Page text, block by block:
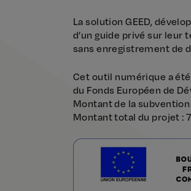
La solution GEED,
d’un guide privé sur
sans enregistrement de
Cet outil numérique a
du Fonds Européen de
Montant de la subvention
Montant total du projet :